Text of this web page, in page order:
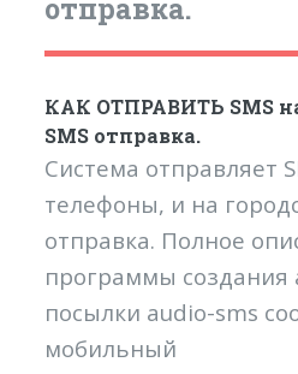
отправка.
КАК ОТПРАВИТЬ SMS
SMS отправка.
Система отправляет
телефоны, и на
отправка. Полное
программы создания
посылки audio-sms
мобильный